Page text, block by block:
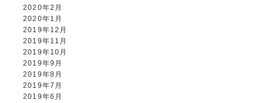
2020年2月
2020年1月
2019年12月
2019年11月
2019年10月
2019年9月
2019年8月
2019年7月
2019年6月